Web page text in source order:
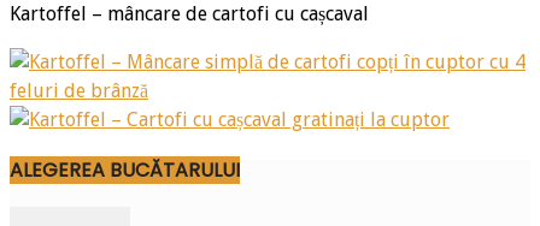
Kartoffel – mâncare de cartofi cu cașcaval
ALEGEREA BUCĂTARULUI